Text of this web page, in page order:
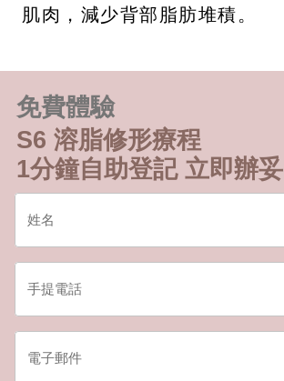
肌肉，減少背部脂肪堆積。
免費體驗
S6 溶脂修形療程
1分鐘自助登記 立即辦妥